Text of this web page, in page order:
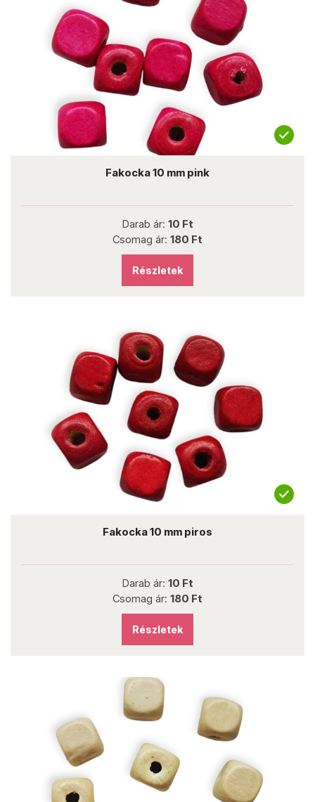
Fakocka 10 mm pink
Darab ár: 10 Ft
Csomag ár: 180 Ft
Részletek
Fakocka 10 mm piros
Darab ár: 10 Ft
Csomag ár: 180 Ft
Részletek